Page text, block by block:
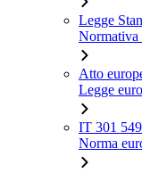
Legge
Normativa
Atto
Legge
IT 301 549
Norma